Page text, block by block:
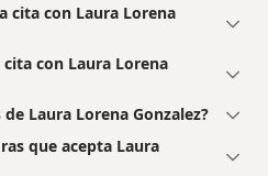
cita con Laura Lorena
con Laura Lorena
Laura Lorena Gonzalez?
que acepta Laura